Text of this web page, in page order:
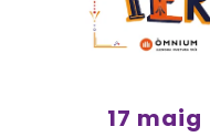
17 maig